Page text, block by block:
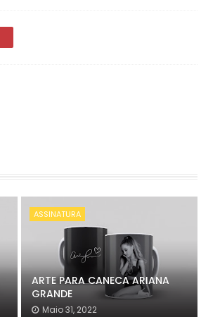
ASSINATURA
ARTE PARA CANECA ARIANA
GRANDE
Maio 31, 2022